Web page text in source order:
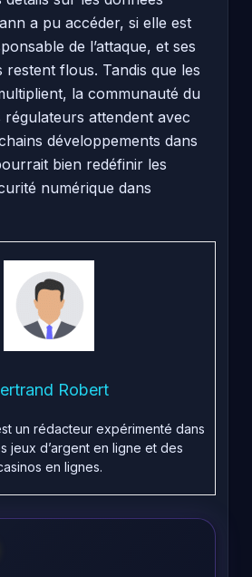
a pu accéder, si elle est
de l’attaque, et ses
flous. Tandis que les
la communauté du
régulateurs attendent avec
développements dans
bien redéfinir les
numérique dans
Robert
un rédacteur expérimenté dans
jeux d’argent en ligne et des
en lignes.